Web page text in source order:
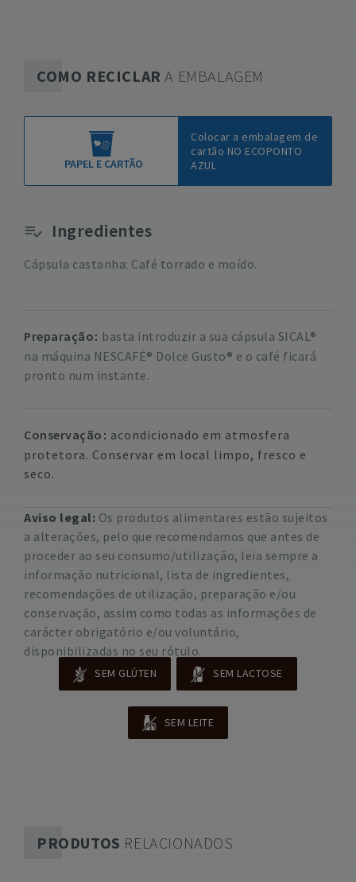
COMO RECICLAR A EMBALAGEM
PAPEL E CARTÃO
Colocar a embalagem de
cartão NO ECOPONTO
AZUL
Ingredientes
Cápsula castanha: Café torrado e moído.
Preparação
basta introduzir a sua cápsula SICAL®
na máquina NESCAFÉ® Dolce Gusto® e o café ficará
pronto num instante.
Conservação
acondicionado em atmosfera
protetora. Conservar em local limpo, fresco e
seco.
Aviso legal: Os produtos alimentares estão sujeitos
a alterações, pelo que recomendamos que antes de
proceder ao seu consumo/utilização, leia sempre a
informação nutricional, lista de ingredientes,
recomendações de utilização, preparação e/ou
conservação, assim como todas as informações de
carácter obrigatório e/ou voluntário,
disponibilizadas no seu rótulo.
SEM GLÚTEN SEM LACTOSE
SEM LEITE
PRODUTOS RELACIONADOS